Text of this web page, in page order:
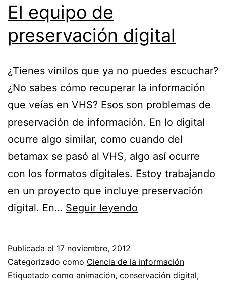
El equipo de
preservación digital
¿Tienes vinilos que ya no puedes escuchar?
¿No sabes cómo recuperar la información
que veías en VHS? Esos son problemas de
preservación de información. En lo digital
ocurre algo similar, como cuando del
betamax se pasó al VHS, algo así ocurre
con los formatos digitales. Estoy trabajando
en un proyecto que incluye preservación
digital. En… Seguir leyendo
preservación
digital
Publicada el 17 noviembre, 2012
Categorizado como Ciencia de la información
Etiquetado como animación, conservación digital,